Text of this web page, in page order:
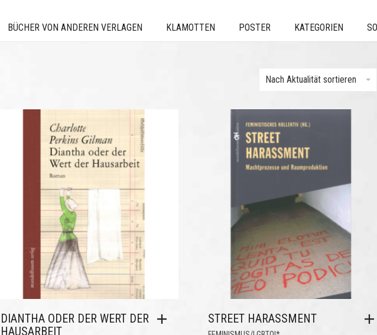
BÜCHER VON ANDEREN VERLAGEN KLAMOTTEN POSTER KATEGORIEN
Nach Aktualität sortieren
DIANTHA ODER DER WERT DER
HAUSARBEIT
STREET HARASSMENT